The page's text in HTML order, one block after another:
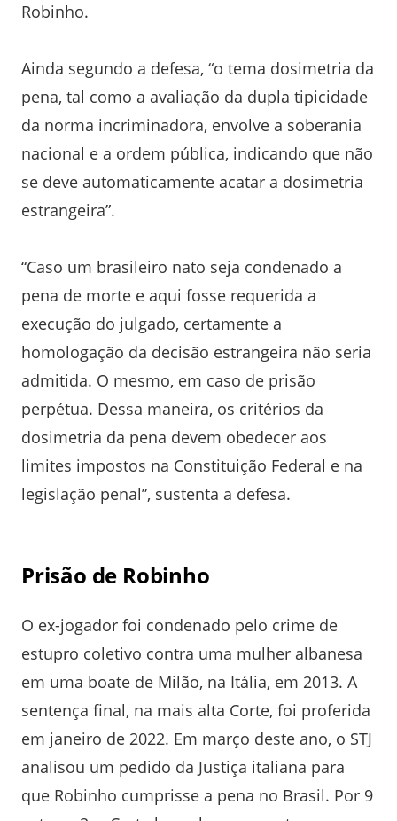
Robinho.
Ainda segundo a defesa, “o tema dosimetria da
pena, tal como a avaliação da dupla tipicidade
da norma incriminadora, envolve a soberania
nacional e a ordem pública, indicando que não
se deve automaticamente acatar a dosimetria
estrangeira”.
“Caso um brasileiro nato seja condenado a
pena de morte e aqui fosse requerida a
execução do julgado, certamente a
homologação da decisão estrangeira não seria
admitida. O mesmo, em caso de prisão
perpétua. Dessa maneira, os critérios da
dosimetria da pena devem obedecer aos
limites impostos na Constituição Federal e na
legislação penal”, sustenta a defesa.
Prisão de Robinho
O ex-jogador foi condenado pelo crime de
estupro coletivo contra uma mulher albanesa
em uma boate de Milão, na Itália, em 2013. A
sentença final, na mais alta Corte, foi proferida
em janeiro de 2022. Em março deste ano, o STJ
analisou um pedido da Justiça italiana para
que Robinho cumprisse a pena no Brasil. Por 9